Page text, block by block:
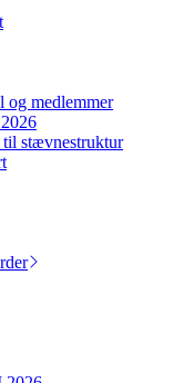
og medlemmer
til stævnestruktur